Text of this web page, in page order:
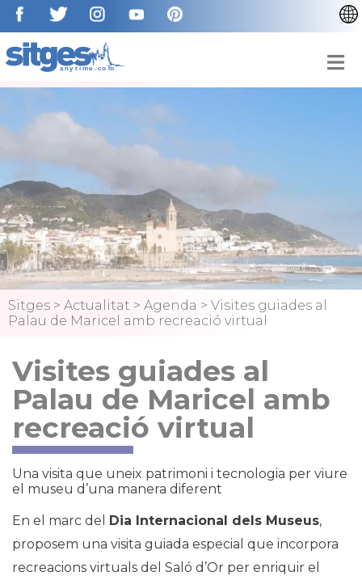
ENGLISH
Sitges > Actualitat > Agenda > Visites guiades al
Palau de Maricel amb recreació virtual
Visites guiades al
Palau de Maricel amb
recreació virtual
Una visita que uneix patrimoni i tecnologia per viure
el museu d’una manera diferent
En el marc del Dia Internacional dels Museus,
proposem una visita guiada especial que incorpora
recreacions virtuals del Saló d’Or per enriquir el